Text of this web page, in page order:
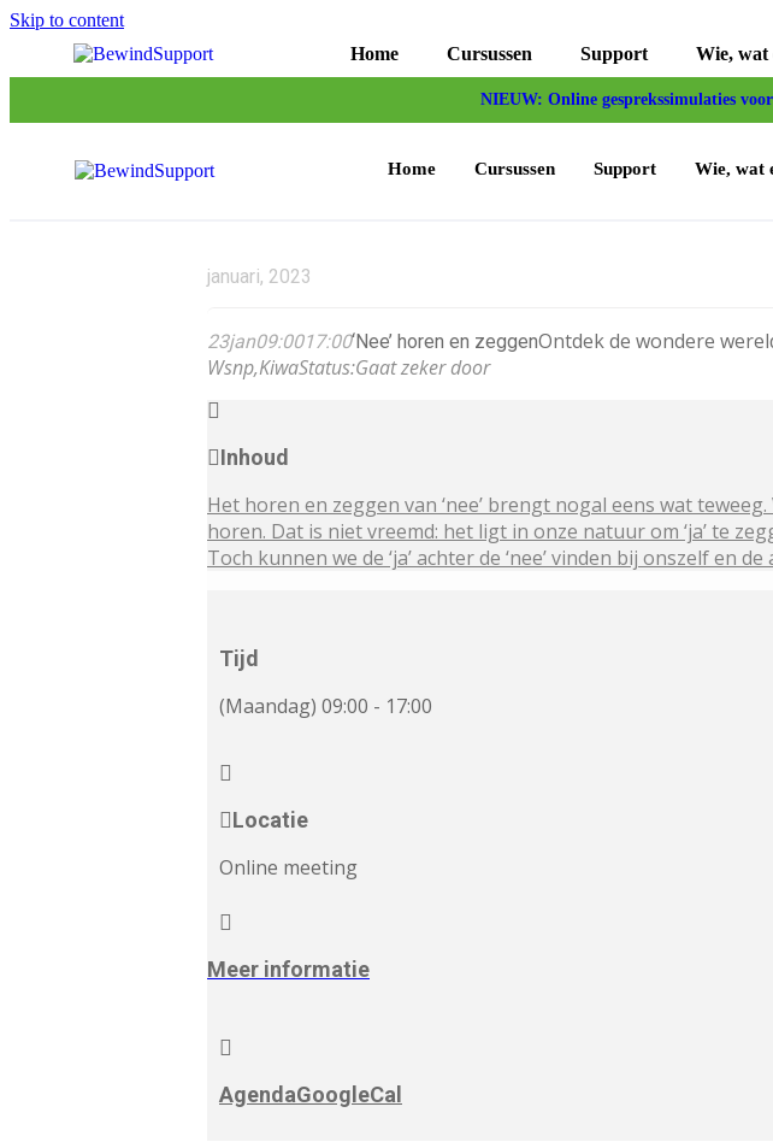
Skip to content
Home
Cursussen Support Wie, wat
NIEUW: Online gesprekssimulaties
Home Cursussen Support Wie, wat
januari, 2023
23jan09:0017:00‘Nee’ horen en zeggenOntdek de wondere
Wsnp,KiwaStatus:Gaat zeker door
Inhoud
Het horen en zeggen van ‘nee’ brengt nogal eens wat
horen. Dat is niet vreemd: het ligt in onze natuur om ‘ja’ te
Toch kunnen we de ‘ja’ achter de ‘nee’ vinden bij onszelf en de
Tijd
(Maandag) 09:00 - 17:00
Locatie
Online meeting
Meer informatie
AgendaGoogleCal